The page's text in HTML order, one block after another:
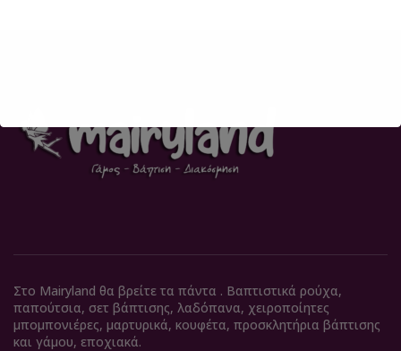
Στο Mairyland θα βρείτε τα πάντα . Βαπτιστικά ρούχα,
παπούτσια, σετ βάπτισης, λαδόπανα, χειροποίητες
μπομπονιέρες, μαρτυρικά, κουφέτα, προσκλητήρια βάπτισης
και γάμου, εποχιακά.